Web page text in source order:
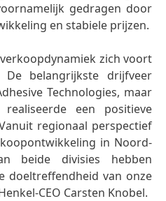
gedragen door
en stabiele prijzen.
zich voort
belangrijkste drijfveer
Technologies, maar
een positieve
regionaal perspectief
in Noord-
beide divisies hebben
doeltreffendheid van onze
CEO Carsten Knobel.